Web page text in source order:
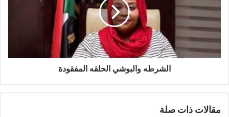
الشرطه والبوشي الحلقه المفقودة
مقالات ذات صلة